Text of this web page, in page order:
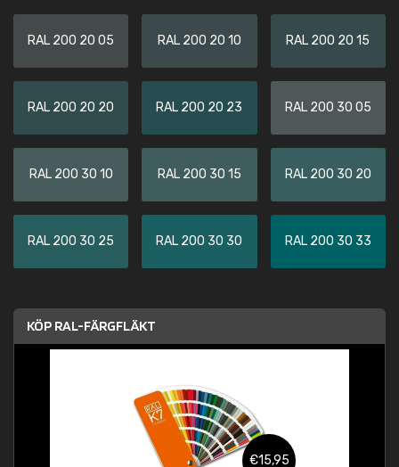
RAL 200 20 05 RAL 200 20 10 RAL 200 20 15
RAL 200 20 20 RAL 200 20 23 RAL 200 30 05
RAL 200 30 10 RAL 200 30 15 RAL 200 30 20
RAL 200 30 25 RAL 200 30 30 RAL 200 30 33
KÖP RAL-FÄRGFLÄKT
€15,95